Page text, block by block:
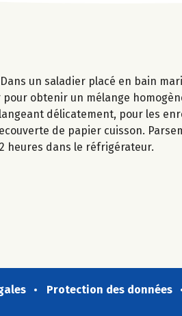
un saladier placé en bain
obtenir un mélange
délicatement, pour les
de papier cuisson.
heures dans le réfrigérateur.
Protection des données